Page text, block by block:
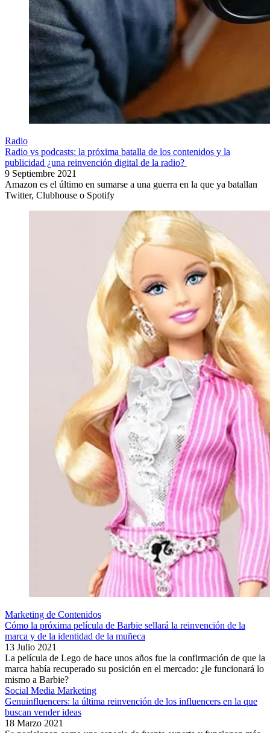
Radio
Radio vs podcasts: la próxima batalla de los contenidos y la
publicidad ¿una reinvención digital de la radio?
9 Septiembre 2021
Amazon es el último en sumarse a una guerra en la que ya batallan
Twitter, Clubhouse o Spotify
Marketing de Contenidos
Cómo la próxima película de Barbie sellará la reinvención de la
marca y de la identidad de la muñeca
13 Julio 2021
La película de Lego de hace unos años fue la confirmación de que la
marca había recuperado su posición en el mercado: ¿le funcionará lo
mismo a Barbie?
Social Media Marketing
Genuinfluencers: la última reinvención de los influencers en la que
buscan vender ideas
18 Marzo 2021